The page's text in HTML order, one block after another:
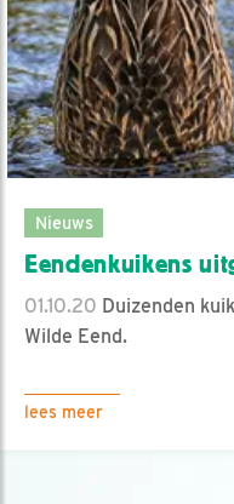
Nieuws
Eendenkuikens
01.10.20 Duizenden
Wilde Eend.
lees meer